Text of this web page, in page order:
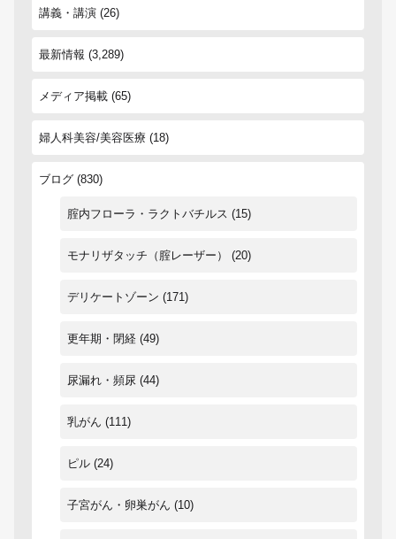
講義・講演 (26)
最新情報 (3,289)
メディア掲載 (65)
婦人科美容/美容医療 (18)
ブログ (830)
腟内フローラ・ラクトバチルス (15)
モナリザタッチ（腟レーザー） (20)
デリケートゾーン (171)
更年期・閉経 (49)
尿漏れ・頻尿 (44)
乳がん (111)
ピル (24)
子宮がん・卵巣がん (10)